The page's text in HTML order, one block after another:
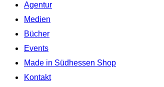
springen
Agentur
Medien
Bücher
Events
Made in Südhessen Shop
Kontakt